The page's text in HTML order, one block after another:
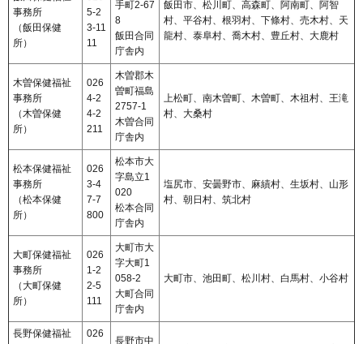
事務所
（飯田保健
所）
5-2
3-11
11
手町2-67
8
飯田合同
庁舎内
飯田市、松川町、高森町、阿南町、阿智
村、平谷村、根羽村、下條村、売木村、天
龍村、泰阜村、喬木村、豊丘村、大鹿村
木曽保健福祉
事務所
（木曽保健
所）
026
4-2
4-2
211
木曽郡木
曽町福島
2757-1
木曽合同
庁舎内
上松町、南木曽町、木曽町、木祖村、王滝
村、大桑村
松本保健福祉
事務所
（松本保健
所）
026
3-4
7-7
800
松本市大
字島立1
020
松本合同
庁舎内
塩尻市、安曇野市、麻績村、生坂村、山形
村、朝日村、筑北村
大町保健福祉
事務所
（大町保健
所）
026
1-2
2-5
111
大町市大
字大町1
058-2
大町合同
庁舎内
大町市、池田町、松川村、白馬村、小谷村
長野保健福祉
026
長野市中